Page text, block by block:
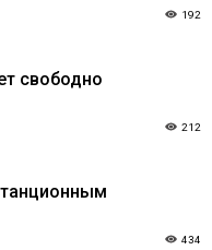
192
свободно
212
434